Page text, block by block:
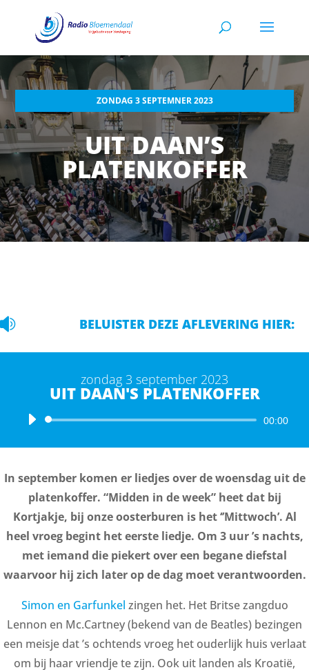
ZONDAG 3 SEPTEMNER 2023
UIT DAAN’S
PLATENKOFFER
 BELUISTER DEZE AFLEVERING HIER:
zondag 3 september 2023
UIT DAAN'S PLATENKOFFER
Audiospeler 00:00
In september komen er liedjes over de woensdag uit de
platenkoffer. “Midden in de week” heet dat bij
Kortjakje, bij onze oosterburen is het ‘’Mittwoch’. Al
heel vroeg begint het eerste liedje. Om 3 uur ’s nachts,
met iemand die piekert over een begane diefstal
waarvoor hij zich later op de dag moet verantwoorden.
Simon en Garfunkel zingen het. Het Britse zangduo
Lennon en Mc.Cartney (bekend van de Beatles) bezingen
een meisje dat ’s ochtends vroeg het ouderlijk huis verlaat
om bij haar vriendje te zijn. Ook uit landen als Kroatië,